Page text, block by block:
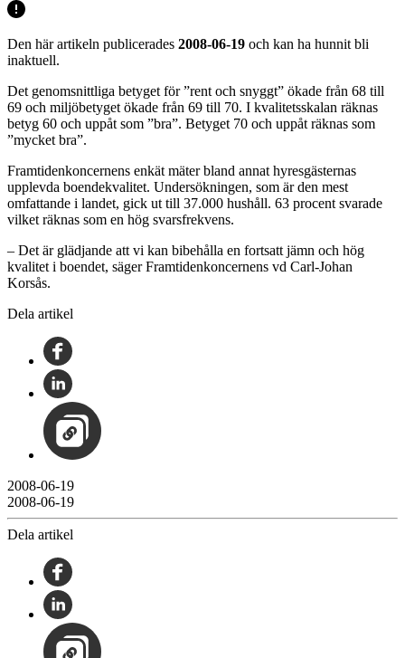
Den här artikeln publicerades 2008-06-19 och kan ha hunnit bli
inaktuell.
Det genomsnittliga betyget för ”rent och snyggt” ökade från 68 till
69 och miljöbetyget ökade från 69 till 70. I kvalitetsskalan räknas
betyg 60 och uppåt som ”bra”. Betyget 70 och uppåt räknas som
”mycket bra”.
Framtidenkoncernens enkät mäter bland annat hyresgästernas
upplevda boendekvalitet. Undersökningen, som är den mest
omfattande i landet, gick ut till 37.000 hushåll. 63 procent svarade
vilket räknas som en hög svarsfrekvens.
– Det är glädjande att vi kan bibehålla en fortsatt jämn och hög
kvalitet i boendet, säger Framtidenkoncernens vd Carl-Johan
Korsås.
Dela artikel
2008-06-19
2008-06-19
Dela artikel